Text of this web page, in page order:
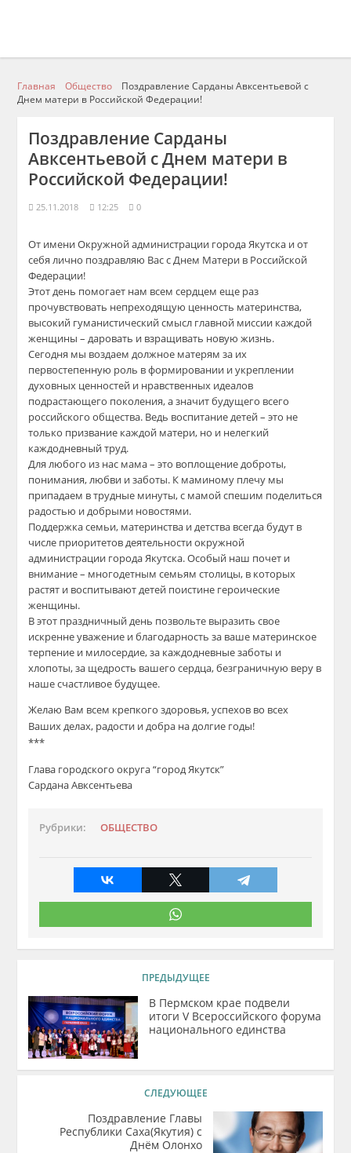
Главная Общество
Поздравление Сарданы Авксентьевой с
Днем матери в Российской Федерации!
Поздравление Сарданы
Авксентьевой с Днем матери в
Российской Федерации!
25.11.2018 12:25 0
От имени Окружной администрации города Якутска и от
себя лично поздравляю Вас с Днем Матери в Российской
Федерации!
Этот день помогает нам всем сердцем еще раз
прочувствовать непреходящую ценность материнства,
высокий гуманистический смысл главной миссии каждой
женщины – даровать и взращивать новую жизнь.
Сегодня мы воздаем должное матерям за их
первостепенную роль в формировании и укреплении
духовных ценностей и нравственных идеалов
подрастающего поколения, а значит будущего всего
российского общества. Ведь воспитание детей – это не
только призвание каждой матери, но и нелегкий
каждодневный труд.
Для любого из нас мама – это воплощение доброты,
понимания, любви и заботы. К маминому плечу мы
припадаем в трудные минуты, с мамой спешим поделиться
радостью и добрыми новостями.
Поддержка семьи, материнства и детства всегда будут в
числе приоритетов деятельности окружной
администрации города Якутска. Особый наш почет и
внимание – многодетным семьям столицы, в которых
растят и воспитывают детей поистине героические
женщины.
В этот праздничный день позвольте выразить свое
искренне уважение и благодарность за ваше материнское
терпение и милосердие, за каждодневные заботы и
хлопоты, за щедрость вашего сердца, безграничную веру в
наше счастливое будущее.
Желаю Вам всем крепкого здоровья, успехов во всех
Ваших делах, радости и добра на долгие годы!
***
Глава городского округа “город Якутск”
Сардана Авксентьева
Рубрики: ОБЩЕСТВО
ПРЕДЫДУЩЕЕ
В Пермском крае подвели
итоги V Всероссийского форума
национального единства
СЛЕДУЮЩЕЕ
Поздравление Главы
Республики Саха(Якутия) с
Днём Олонхо